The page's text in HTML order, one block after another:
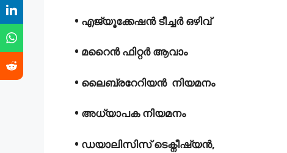
• എജ്യൂക്കേഷൻ ടീച്ചർ ഒഴിവ്
• മറൈൻ ഫിറ്റർ ആവാം
• ലൈബ്രറേറിയൻ നിയമനം
• അധ്യാപക നിയമനം
• ഡയാലിസിസ് ടെക്നീഷ്യൻ,